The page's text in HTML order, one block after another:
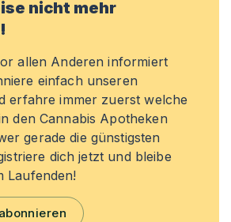
nicht mehr
allen Anderen informiert
einfach unseren
erfahre immer zuerst welche
den Cannabis Apotheken
gerade die günstigsten
dich jetzt und bleibe
Laufenden!